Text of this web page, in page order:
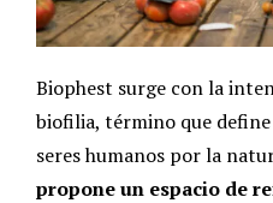
Biophest surge con la
biofilia, término que
seres humanos por la
propone un espacio de